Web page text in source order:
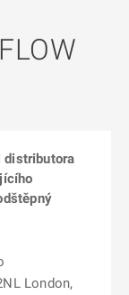
distributora
London,